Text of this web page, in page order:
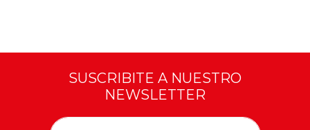
SUSCRIBITE A NUESTRO
NEWSLETTER